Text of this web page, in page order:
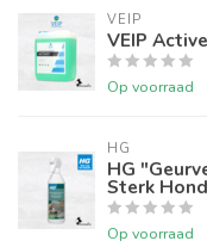
VEIP
VEIP
Op voorraad
HG
HG
Sterk
Op voorraad